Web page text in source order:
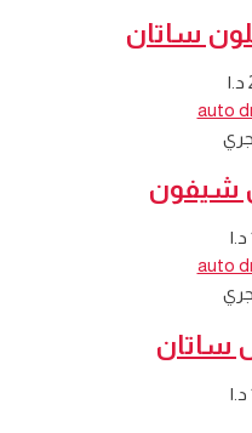
ساتان
د.ا
شيفون
د.ا
ساتان
د.ا